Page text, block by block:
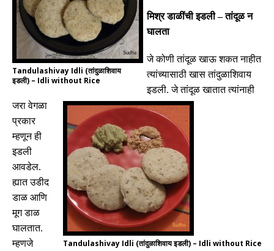
Tandulashivay Idli (तांदुळाशिवाय
इडली) – Idli without Rice
Tandulashivay Idli (तांदुळाशिवाय इडली) – Idli without Rice
मिश्र डाळींची इडली–तांदूळ न
घालता
जे कोणी तांदूळ खाऊ शकत नाहीत
त्यांच्यासाठी खास तांदुळाशिवाय
इडली.जे तांदूळ खातात त्यांनाही
जरा वेगळा
प्रकार
म्हणून ही
इडली
आवडेल.
ह्यात उडीद
डाळ आणि
मूग डाळ
घालतात.
म्हणजे